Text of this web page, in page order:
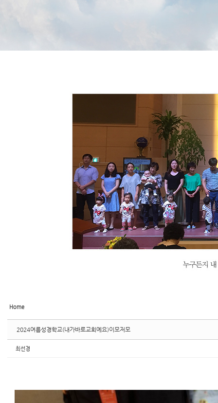
Home
2024여름성경학교(내가바로교회예요)이모저모
최선경